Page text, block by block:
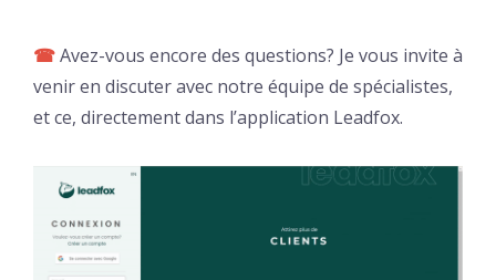
☎Avez-vous encore des questions? Je vous invite à
venir en discuter avec notre équipe de spécialistes,
et ce, directement dans l’application Leadfox.